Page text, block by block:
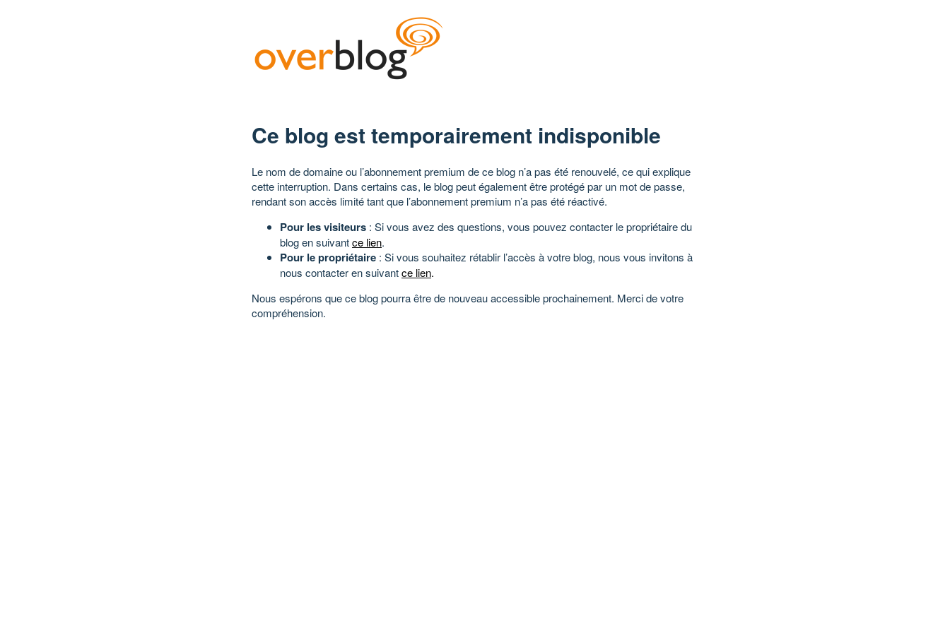
Ce blog est temporairement indisponible
Le nom de domaine ou l’abonnement premium de ce blog n’a pas été renouvelé, ce qui explique
cette interruption. Dans certains cas, le blog peut également être protégé par un mot de passe,
rendant son accès limité tant que l’abonnement premium n’a pas été réactivé.
Pour les visiteurs : Si vous avez des questions, vous pouvez contacter le propriétaire du
blog en suivantce lien.
Pour le propriétaire : Si vous souhaitez rétablir l’accès à votre blog, nous vous invitons à
nous contacter en suivantce lien.
Nous espérons que ce blog pourra être de nouveau accessible prochainement. Merci de votre
compréhension.